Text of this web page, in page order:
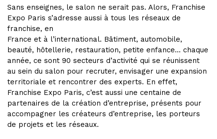
Sans enseignes, le salon ne serait pas. Alors, Franchise
Expo Paris s’adresse aussi à tous les réseaux de
franchise, en
France et à l’international. Bâtiment, automobile,
beauté, hôtellerie, restauration, petite enfance… chaque
année, ce sont 90 secteurs d’activité qui se réunissent
au sein du salon pour recruter, envisager une expansion
territoriale et rencontrer des experts. En effet,
Franchise Expo Paris, c’est aussi une centaine de
partenaires de la création d’entreprise, présents pour
accompagner les créateurs d’entreprise, les porteurs
de projets et les réseaux.